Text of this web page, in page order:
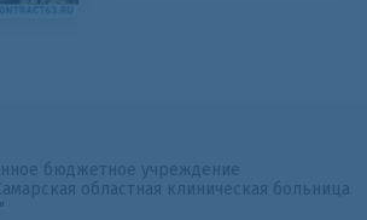
бюджетное учреждение
областная клиническая больница